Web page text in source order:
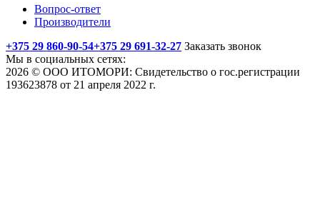
Вопрос-ответ
Производители
+375 29 860-90-54+375 29 691-32-27 Заказать звонок
Мы в социальных сетях:
2026 © ООО ИТОМОРИ: Свидетельство о гос.регистрации
193623878 от 21 апреля 2022 г.